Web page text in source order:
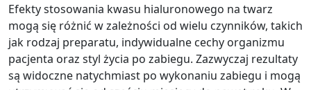
Efekty stosowania kwasu hialuronowego na twarz
mogą się różnić w zależności od wielu czynników, takich
jak rodzaj preparatu, indywidualne cechy organizmu
pacjenta oraz styl życia po zabiegu. Zazwyczaj rezultaty
są widoczne natychmiast po wykonaniu zabiegu i mogą